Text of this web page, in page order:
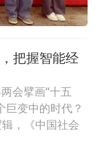
把握智能经
会擘画“十五
巨变中的时代？
，《中国社会